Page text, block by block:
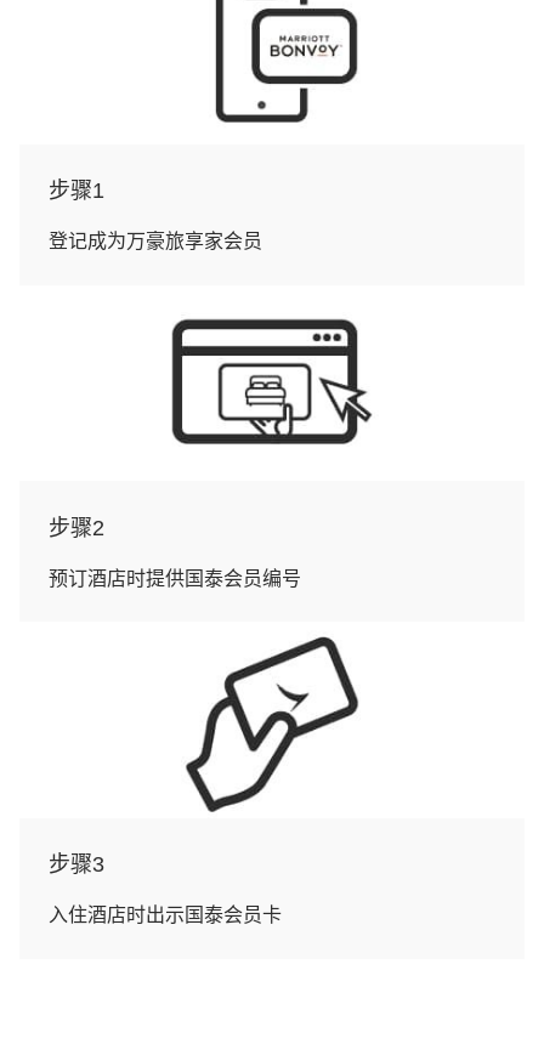
步骤1
登记成为万豪旅享家会员
步骤2
预订酒店时提供国泰会员编号
步骤3
入住酒店时出示国泰会员卡